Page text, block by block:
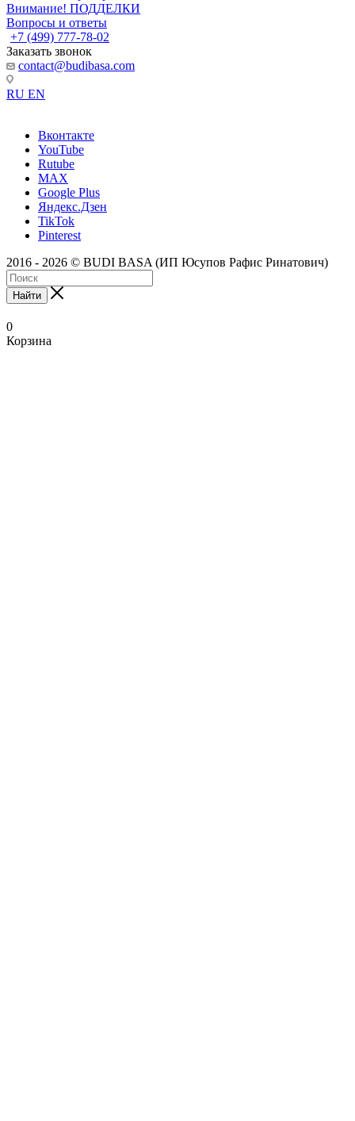
Внимание! ПОДДЕЛКИ
Вопросы и ответы
+7 (499) 777-78-02
Заказать звонок
contact@budibasa.com
RU EN
Вконтакте
YouTube
Rutube
MAX
Google Plus
Яндекс.Дзен
TikTok
Pinterest
2016 - 2026 © BUDI BASA (ИП Юсупов Рафис Ринатович)
Найти
0
Корзина